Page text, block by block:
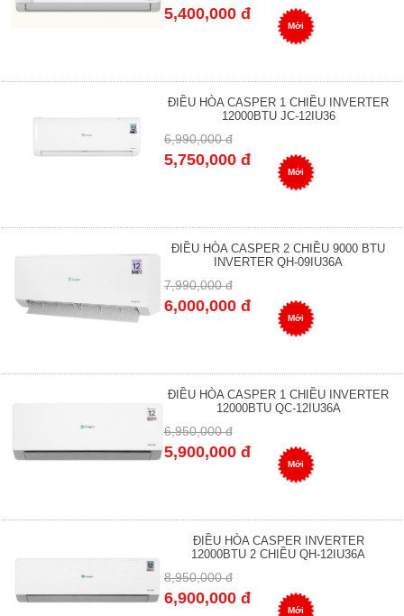
5,400,000 đ
Mới
ĐIỀU HÒA CASPER 1 CHIỀU INVERTER
12000BTU JC-12IU36
6,990,000 đ
5,750,000 đ
Mới
ĐIỀU HÒA CASPER 2 CHIỀU 9000 BTU
INVERTER QH-09IU36A
7,990,000 đ
6,000,000 đ
Mới
ĐIỀU HÒA CASPER 1 CHIỀU INVERTER
12000BTU QC-12IU36A
6,950,000 đ
5,900,000 đ
Mới
ĐIỀU HÒA CASPER INVERTER
12000BTU 2 CHIỀU QH-12IU36A
8,950,000 đ
6,900,000 đ
Mới